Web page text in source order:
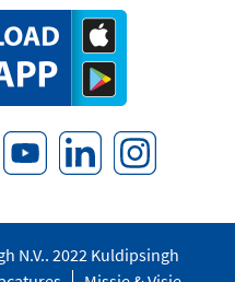
N.V.. 2022 Kuldipsingh